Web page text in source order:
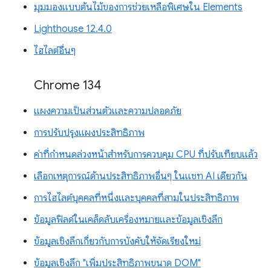
มุมมองแบบต้นไม้ของการช่วยเหลือพิเศษใน Elements
Lighthouse 12.4.0
ไฮไลต์อื่นๆ
Chrome 134
แผงความเป็นส่วนตัวและความปลอดภัย
การปรับปรุงแผงประสิทธิภาพ
ค่าที่กำหนดล่วงหน้าสำหรับการควบคุม CPU ที่ปรับเทียบแล้ว
เลือกเหตุการณ์ด้านประสิทธิภาพอื่นๆ ในแชท AI เดียวกัน
การไฮไลต์บุคคลที่หนึ่งและบุคคลที่สามในประสิทธิภาพ
ข้อมูลฟิลด์ในเคล็ดลับเครื่องหมายและข้อมูลเชิงลึก
ข้อมูลเชิงลึกเกี่ยวกับการบังคับให้จัดเรียงใหม่
ข้อมูลเชิงลึก "เพิ่มประสิทธิภาพขนาด DOM"